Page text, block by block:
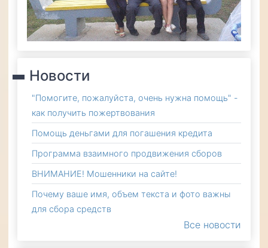
Новости
"Помогите, пожалуйста, очень нужна помощь" -
как получить пожертвования
Помощь деньгами для погашения кредита
Программа взаимного продвижения сборов
ВНИМАНИЕ! Мошенники на сайте!
Почему ваше имя, объем текста и фото важны
для сбора средств
Все новости